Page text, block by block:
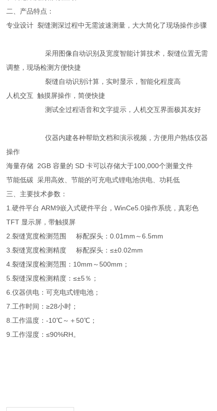
二、产品特点：
专业设计 裂缝测深过程中无需波速测量，大大简化了现场操作步骤
采用图像自动识别及宽度智能计算技术，裂缝位置无需
调整，现场检测方便快捷
裂缝自动识别计算，实时显示，智能化程度高
人机交互 触摸屏操作，简便快捷
测试全过程语音和文字提示，人机交互界面极其友好
仪器内建各种帮助文档和演示视频，方便用户熟练仪器
操作
海量存储 2GB 容量的 SD 卡可以存储大于100,000个测量文件
节能低碳 采用高效、节能的可充电式锂电池供电、功耗低
三、主要技术参数：
1.硬件平台 ARM9嵌入式硬件平台，WinCe5.0操作系统，真彩色
TFT 显示屏，带触摸屏
2.裂缝宽度检测范围 标配探头：0.01mm～6.5mm
3.裂缝宽度检测精度 标配探头：≤±0.02mm
4.裂缝深度检测范围：10mm～500mm；
5.裂缝深度检测精度：≤±5％；
6.仪器供电：可充电式锂电池；
7.工作时间：≥28小时；
8.工作温度：-10℃～＋50℃；
9.工作湿度：≤90%RH。